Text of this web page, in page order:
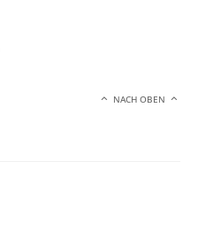
NACH OBEN